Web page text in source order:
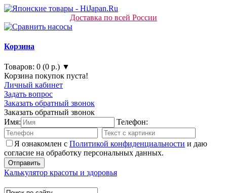
Доставка по всей России
Корзина
Товаров: 0 (0 р.) ▼
Корзина покупок пуста!
Личный кабинет
Задать вопрос
Заказать обратный звонок
Заказать обратный звонок
Имя:
Телефон:
Я ознакомлен с Политикой конфиденциальности и даю
согласие на обработку персональных данных.
Калькулятор красоты и здоровья